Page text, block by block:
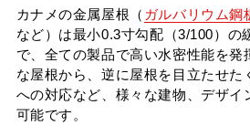
エコウェーブ
カナメ一文字葺き
Vi65 PLUS
Vi75・Vi125
Viカバー50
換気棟システム
デザイン軒樋
カナメシャープ樋
ダウンロード
お問い合わせ
カナメの金属屋根（ ガルバリウム鋼
など）は最小0.3寸勾配（3/100）の
で、全ての製品で高い水密性能を発
な屋根から、逆に屋根を目立たせた
への対応など、様々な建物、デザイ
可能です。